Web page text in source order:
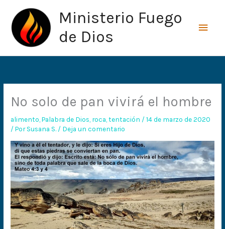
contenido
Ministerio Fuego
de Dios
No solo de pan vivirá el hombre
alimento ,Palabra de Dios roca ,tentación /14 de marzo de 2020
/ PorSusana S. / Deja un comentario